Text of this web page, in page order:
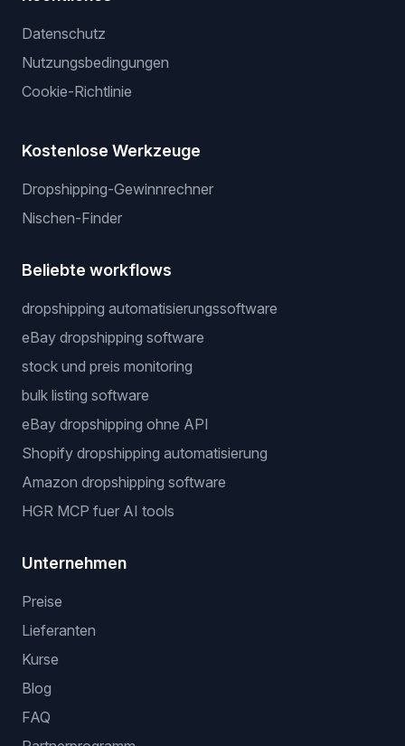
Datenschutz
Nutzungsbedingungen
Cookie-Richtlinie
Kostenlose Werkzeuge
Dropshipping-Gewinnrechner
Nischen-Finder
Beliebte workflows
dropshipping automatisierungssoftware
eBay dropshipping software
stock und preis monitoring
bulk listing software
eBay dropshipping ohne API
Shopify dropshipping automatisierung
Amazon dropshipping software
HGR MCP fuer AI tools
Unternehmen
Preise
Lieferanten
Kurse
Blog
FAQ